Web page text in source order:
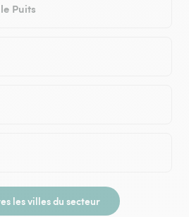
Puits
les villes du secteur